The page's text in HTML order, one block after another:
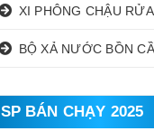
SP BÁN CHẠY 2025